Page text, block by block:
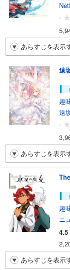
-
あらすじを表示
遠
趣
遠
-
あらすじを表示
趣
ニ
4.5
あらすじを表示